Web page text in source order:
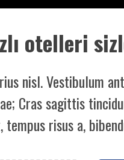
otelleri
nisl. Vestibulum
Cras sagittis
risus a,